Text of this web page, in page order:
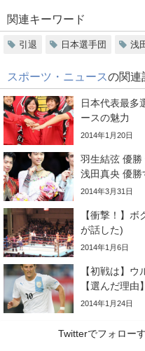
関連キーワード
引退 日本選手団 浅
スポーツ・ニュースの関連
日本代表最多
ースの魅力
2014年1月20日
羽生結弦 優勝
浅田真央 優勝
2014年3月31日
【衝撃！】
が話した)
2014年1月6日
【初戦は】
【選んだ理由】
2014年1月24日
Twitterでフォローす